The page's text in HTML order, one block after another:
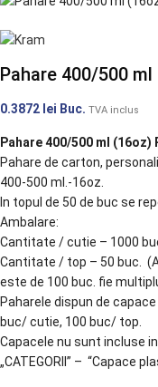
Pahare 400/500
0.3872 lei Buc. TVA inclus
Pahare 400/500 ml (16oz)
Pahare de carton,
400-500 ml.-16oz.
In topul de 50 de buc se
Ambalare:
Cantitate / cutie – 1000
Cantitate / top – 50 buc.
este de 100 buc. fie
Paharele dispun de
buc/ cutie, 100 buc/ top.
Capacele nu sunt incluse
„CATEGORII” – “Capace